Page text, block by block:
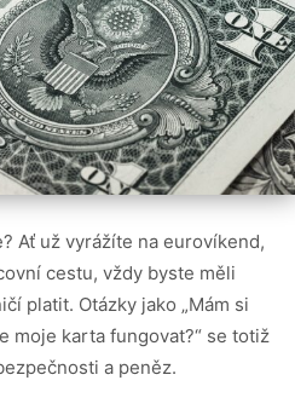
Ať už vyrážíte na eurovíkend,
cestu, vždy byste měli
platit. Otázky jako „Mám si
moje karta fungovat?“ se totiž
a peněz.